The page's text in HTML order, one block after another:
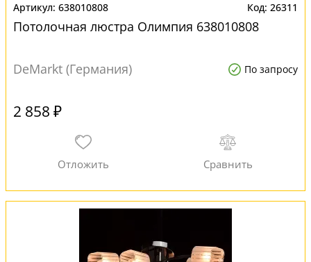
638010808 26311
Потолочная люстра Олимпия 638010808
DeMarkt (Германия) По запросу
2 858 ₽